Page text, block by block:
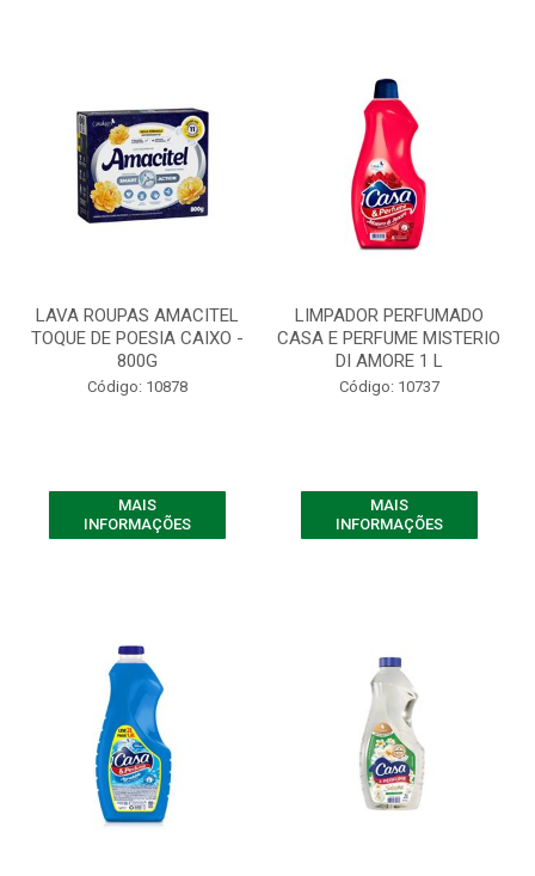
LAVA ROUPAS AMACITEL
TOQUE DE POESIA CAIXO -
800G
Código: 10878
MAIS
INFORMAÇÕES
LIMPADOR PERFUMADO
CASA E PERFUME MISTERIO
DI AMORE 1 L
Código: 10737
MAIS
INFORMAÇÕES